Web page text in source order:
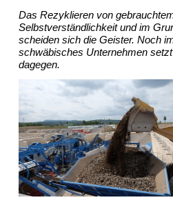
Das Rezyklieren von
Selbstverständlichkeit und im
scheiden sich die Geister. Noch
schwäbisches Unternehmen
dagegen.